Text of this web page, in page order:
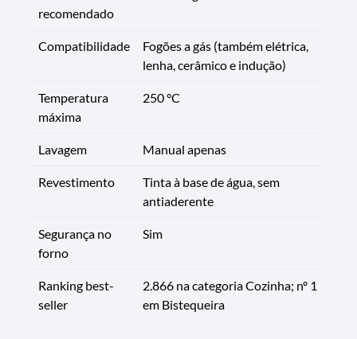
recomendado
Compatibilidade
Fogões a gás (também elétrica,
lenha, cerâmico e indução)
Temperatura
máxima
250 °C
Lavagem Manual apenas
Revestimento
Tinta à base de água, sem
antiaderente
Segurança no
forno
Sim
Ranking best-
seller
2.866 na categoria Cozinha; nº 1
em Bistequeira